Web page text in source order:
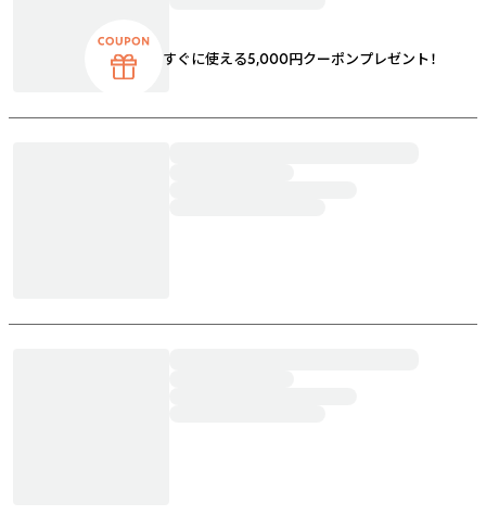
すぐに使える5,000円クーポンプレゼント！